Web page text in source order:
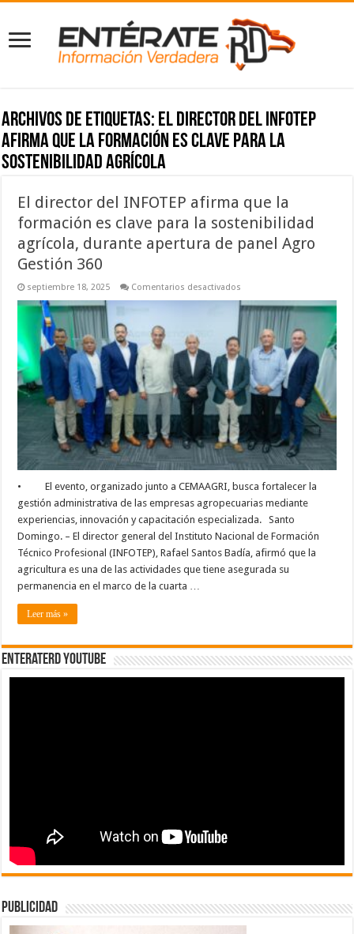
Archivos de etiquetas: El director del INFOTEP
afirma que la formación es clave para la
sostenibilidad agrícola
El director del INFOTEP afirma que la
formación es clave para la sostenibilidad
agrícola, durante apertura de panel Agro
Gestión 360
septiembre 18, 2025 Comentarios desactivados
director
del
INFOTEP
afirma
que
la
formación
es
clave
para
la
sostenibilidad
durante
apertura
panel
Gestión
360
• El evento, organizado junto a CEMAAGRI, busca fortalecer la
gestión administrativa de las empresas agropecuarias mediante
experiencias, innovación y capacitación especializada. Santo
Domingo. – El director general del Instituto Nacional de Formación
Técnico Profesional (INFOTEP), Rafael Santos Badía, afirmó que la
agricultura es una de las actividades que tiene asegurada su
permanencia en el marco de la cuarta …
Leer más »
EnterateRD YOUTUBE
publicidad